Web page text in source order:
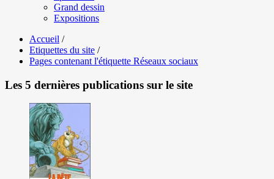
Grand dessin
Expositions
Accueil /
Etiquettes du site /
Pages contenant l'étiquette Réseaux sociaux
Les 5 dernières publications sur le site